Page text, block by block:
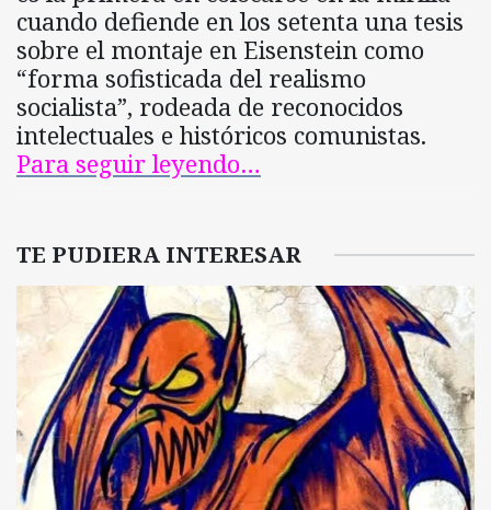
cuando defiende en los setenta una tesis
sobre el montaje en Eisenstein como
“forma sofisticada del realismo
socialista”, rodeada de reconocidos
intelectuales e históricos comunistas.
Para seguir leyendo…
TE PUDIERA INTERESAR